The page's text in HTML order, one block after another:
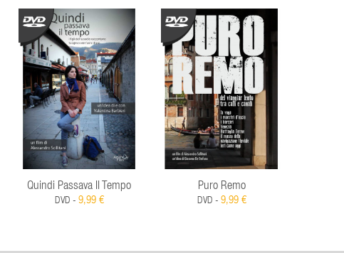
Quindi Passava Il Tempo
DVD - 9,99 €
Puro Remo
DVD - 9,99 €